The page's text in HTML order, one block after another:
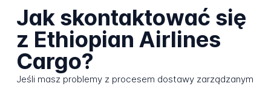
Jak skontaktować się
z Ethiopian Airlines
Cargo?
Jeśli masz problemy z procesem dostawy zarządzanym